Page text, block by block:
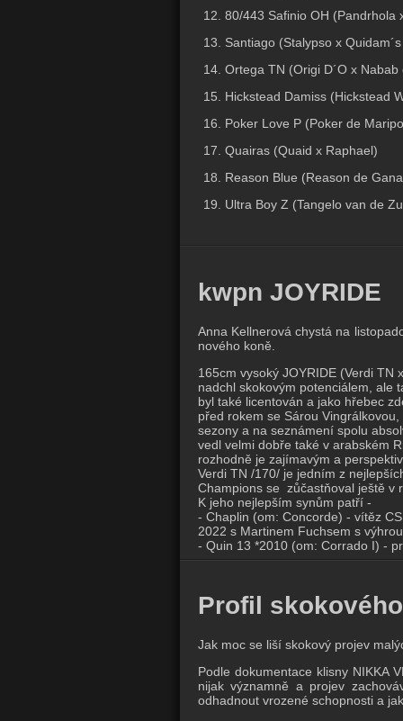
80/443 Safinio OH (Pandrhola
Santiago (Stalypso x
Ortega TN (Origi D´O x Nabab
Hickstead Damiss (Hickstead
Poker Love P (Poker de
Quairas (Quaid x Raphael)
Reason Blue (Reason de
Ultra Boy Z (Tangelo van de
kwpn JOYRIDE
Anna Kellnerová chystá na
nového koně.
165cm vysoký JOYRIDE (Verdi
nadchl skokovým potenciálem, ale
byl také licentován a jako hřebec
před rokem se Sárou
sezony a na seznámení spolu
vedl velmi dobře také v arabském
rozhodně je zajímavým a
Verdi TN /170/ je jedním z
Champions se zůčastňoval ještě v
K jeho nejlepším synům patří -
- Chaplin (om: Concorde) - vítěz
2022 s Martinem Fuchsem s
- Quin 13 *2010 (om: Corrado I) -
Profil
Jak moc se liší skokový projev
Podle dokumentace klisny NIKKA
nijak významně a projev
odhadnout vrozené schopnosti a